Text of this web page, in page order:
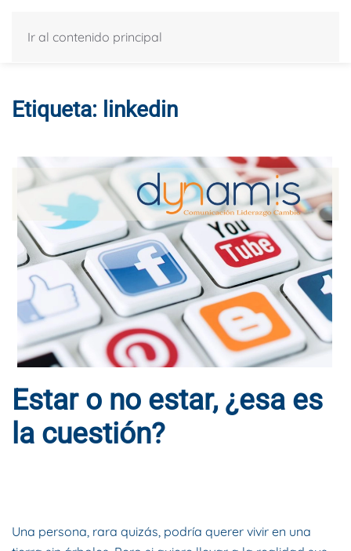
Ir al contenido principal
Etiqueta: linkedin
Estar o no estar, ¿esa es
la cuestión?
Una persona, rara quizás, podría querer vivir en una